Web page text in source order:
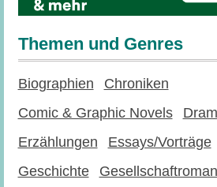
Themen und Genres
Biographien
Chroniken
Comic & Graphic Novels
Erzählungen
Essays/Vorträge
Geschichte